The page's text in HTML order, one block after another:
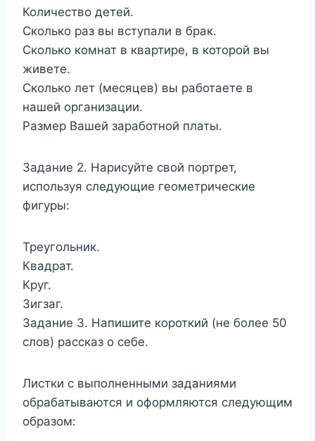
Количество детей.
Сколько раз вы вступали в брак.
Сколько комнат в квартире, в которой вы
живете.
Сколько лет (месяцев) вы работаете в
нашей организации.
Размер Вашей заработной платы.
Задание 2. Нарисуйте свой портрет,
используя следующие геометрические
фигуры:
Треугольник.
Квадрат.
Круг.
Зигзаг.
Задание 3. Напишите короткий (не более 50
слов) рассказ о себе.
Листки с выполненными заданиями
обрабатываются и оформляются следующим
образом: